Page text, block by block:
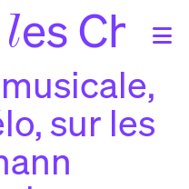
Bac h
n
sur les